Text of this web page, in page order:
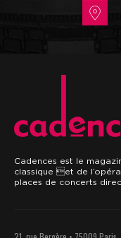
Cadences est le
classique et de
places de concerts